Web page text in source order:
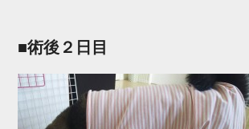
■術後２日目